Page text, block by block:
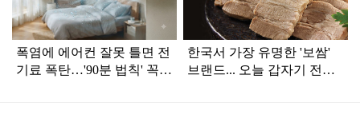
폭염에 에어컨 잘못 틀면 전
기료 폭탄…'90분 법칙' 꼭
한국서 가장 유명한 '보쌈'
브랜드... 오늘 갑자기 전해